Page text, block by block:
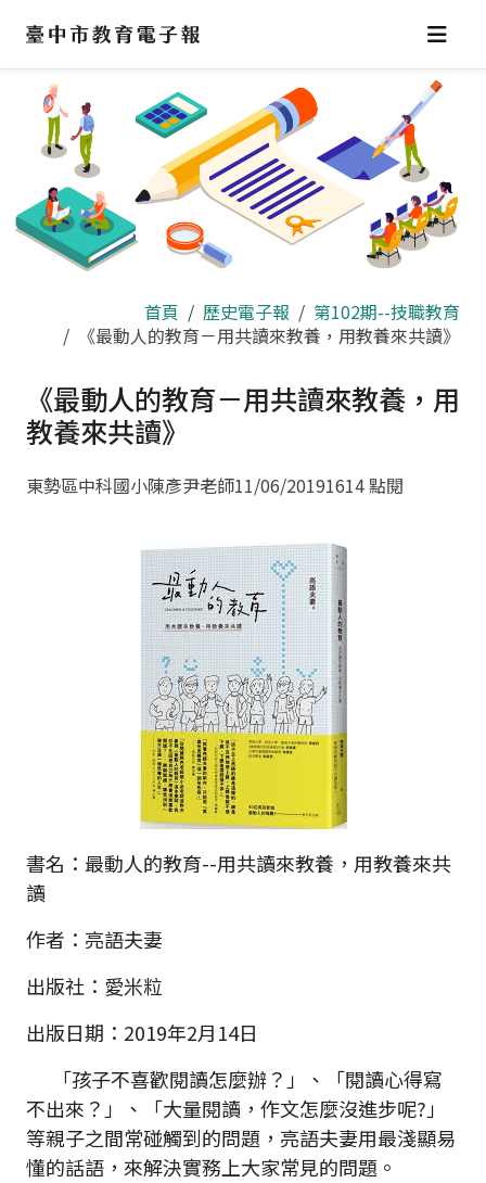
區
首頁 歷史電子報
第102期--技職教育
《最動人的教育－用共讀來教養，用教養來共讀》
《最動人的教育－用共讀來教養，用
教養來共讀》
東勢區中科國小陳彥尹老師11/06/20191614 點閱
書名：最動人的教育--用共讀來教養，用教養來共
讀
作者：亮語夫妻
出版社：愛米粒
出版日期：2019年2月14日
「孩子不喜歡閱讀怎麼辦？」、「閱讀心得寫
不出來？」、「大量閱讀，作文怎麼沒進步呢?」
等親子之間常碰觸到的問題，亮語夫妻用最淺顯易
懂的話語，來解決實務上大家常見的問題。